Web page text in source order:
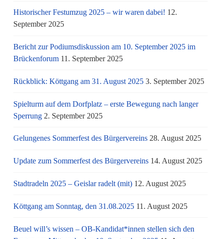
Historischer Festumzug 2025 – wir waren dabei! 12.
September 2025
Bericht zur Podiumsdiskussion am 10. September 2025 im
Brückenforum 11. September 2025
Rückblick: Köttgang am 31. August 2025 3. September 2025
Spielturm auf dem Dorfplatz – erste Bewegung nach langer
Sperrung 2. September 2025
Gelungenes Sommerfest des Bürgervereins 28. August 2025
Update zum Sommerfest des Bürgervereins 14. August 2025
Stadtradeln 2025 – Geislar radelt (mit) 12. August 2025
Köttgang am Sonntag, den 31.08.2025 11. August 2025
Beuel will’s wissen – OB-Kandidat*innen stellen sich den